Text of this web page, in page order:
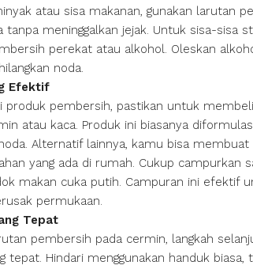
atau sisa makanan, gunakan larutan
meninggalkan jejak. Untuk sisa-sisa
perekat atau alkohol. Oleskan
noda.
Efektif
pembersih, pastikan untuk
atau kaca. Produk ini biasanya
Alternatif lainnya, kamu bisa
yang ada di rumah. Cukup campurkan
makan cuka putih. Campuran ini efektif
permukaan.
Tepat
pembersih pada cermin, langkah
Hindari menggunakan handuk biasa,